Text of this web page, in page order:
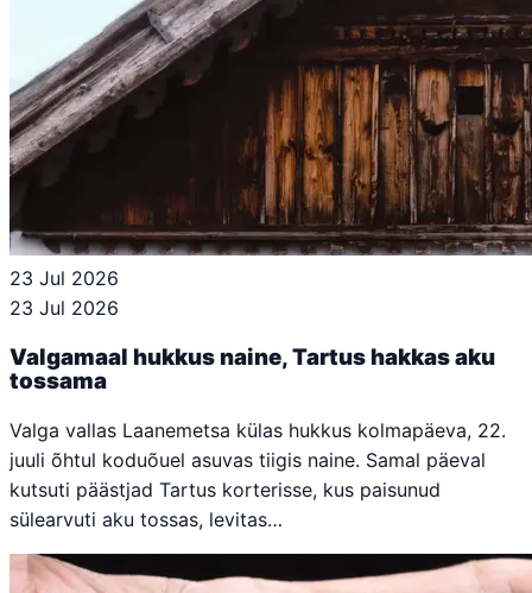
23 Jul 2026
23 Jul 2026
Valgamaal hukkus naine, Tartus hakkas aku
tossama
Valga vallas Laanemetsa külas hukkus kolmapäeva, 22.
juuli õhtul koduõuel asuvas tiigis naine. Samal päeval
kutsuti päästjad Tartus korterisse, kus paisunud
sülearvuti aku tossas, levitas…